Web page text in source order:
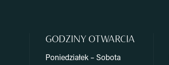
GODZINY OTWARCIA
Poniedziałek – Sobota